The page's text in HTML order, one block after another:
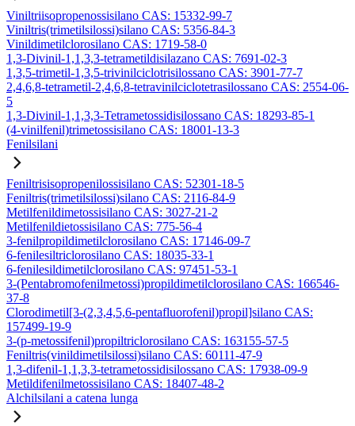
Viniltriisopropenossisilano CAS: 15332-99-7
Viniltris(trimetilsilossi)silano CAS: 5356-84-3
Vinildimetilclorosilano CAS: 1719-58-0
1,3-Divinil-1,1,3,3-tetrametildisilazano CAS: 7691-02-3
1,3,5-trimetil-1,3,5-trivinilciclotrisilossano CAS: 3901-77-7
2,4,6,8-tetrametil-2,4,6,8-tetravinilciclotetrasilossano CAS: 2554-06-
5
1,3-Divinil-1,1,3,3-Tetrametossidisilossano CAS: 18293-85-1
(4-vinilfenil)trimetossisilano CAS: 18001-13-3
Fenilsilani
Feniltrisisopropenilossisilano CAS: 52301-18-5
Feniltris(trimetilsilossi)silano CAS: 2116-84-9
Metilfenildimetossisilano CAS: 3027-21-2
Metilfenildietossisilano CAS: 775-56-4
3-fenilpropildimetilclorosilano CAS: 17146-09-7
6-fenilesiltriclorosilano CAS: 18035-33-1
6-fenilesildimetilclorosilano CAS: 97451-53-1
3-(Pentabromofenilmetossi)propildimetilclorosilano CAS: 166546-
37-8
Clorodimetil[3-(2,3,4,5,6-pentafluorofenil)propil]silano CAS:
157499-19-9
3-(p-metossifenil)propiltriclorosilano CAS: 163155-57-5
Feniltris(vinildimetilsilossi)silano CAS: 60111-47-9
1,3-difenil-1,1,3,3-tetrametossidisilossano CAS: 17938-09-9
Metildifenilmetossisilano CAS: 18407-48-2
Alchilsilani a catena lunga